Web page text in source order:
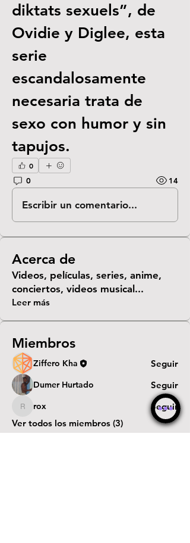
diktats sexuels”, de
Ovidie y Diglee, esta
serie
escandalosamente
necesaria trata de
sexo con humor y sin
tapujos.
0
0
14
Escribir un comentario...
Acerca de
Videos, películas, series, anime,
conciertos, videos musical ...
Leer más
Miembros
Ziffero Kha Seguir
Dumer Hurtado Seguir
rox rox
Seguir
Ver todos los miembros (3)